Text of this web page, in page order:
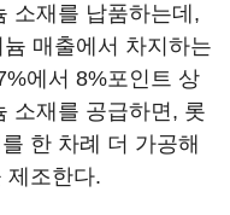
소재를 납품하는데,
매출에서 차지하는
에서 8%포인트 상
소재를 공급하면, 롯
한 차례 더 가공해
제조한다.